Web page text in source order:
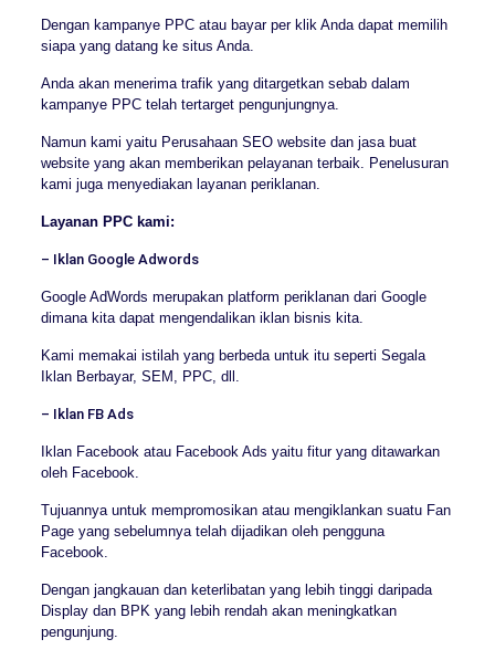
Dengan kampanye PPC atau bayar per klik Anda dapat memilih
siapa yang datang ke situs Anda.
Anda akan menerima trafik yang ditargetkan sebab dalam
kampanye PPC telah tertarget pengunjungnya.
Namun kami yaitu Perusahaan SEO website dan jasa buat
website yang akan memberikan pelayanan terbaik. Penelusuran
kami juga menyediakan layanan periklanan.
Layanan PPC kami:
– Iklan Google Adwords
Google AdWords merupakan platform periklanan dari Google
dimana kita dapat mengendalikan iklan bisnis kita.
Kami memakai istilah yang berbeda untuk itu seperti Segala
Iklan Berbayar, SEM, PPC, dll.
– Iklan FB Ads
Iklan Facebook atau Facebook Ads yaitu fitur yang ditawarkan
oleh Facebook.
Tujuannya untuk mempromosikan atau mengiklankan suatu Fan
Page yang sebelumnya telah dijadikan oleh pengguna
Facebook.
Dengan jangkauan dan keterlibatan yang lebih tinggi daripada
Display dan BPK yang lebih rendah akan meningkatkan
pengunjung.